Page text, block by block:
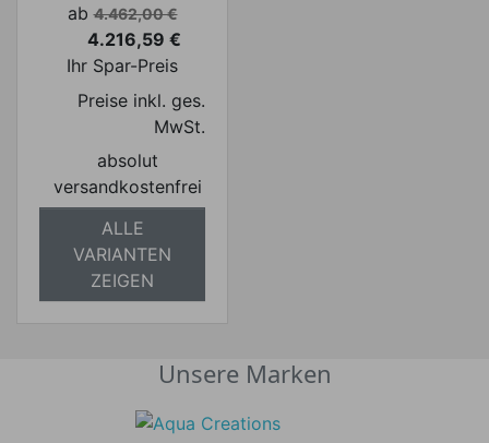
Verkaufspreis
ab 4.462,00 €
Preis
4.216,59 €
Ihr Spar-Preis
Preise inkl. ges.
MwSt.
absolut
versandkostenfrei
ALLE
VARIANTEN
ZEIGEN
Unsere Marken